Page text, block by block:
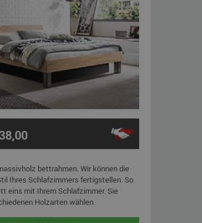
bettrahmen. Wir können die
Ihres Schlafzimmers fertigstellen. So
eins mit Ihrem Schlafzimmer. Sie
Holzarten wählen.